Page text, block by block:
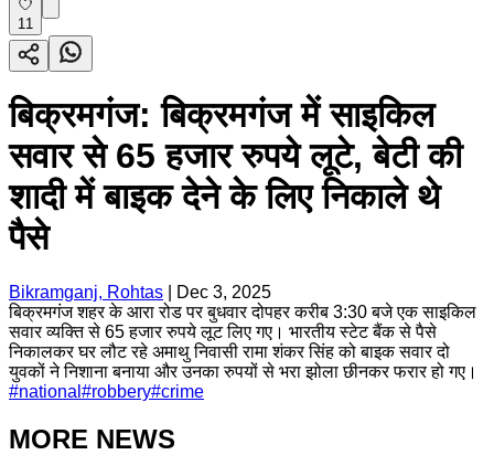
11
बिक्रमगंज: बिक्रमगंज में साइकिल
सवार से 65 हजार रुपये लूटे, बेटी की
शादी में बाइक देने के लिए निकाले थे
पैसे
Bikramganj, Rohtas
Dec 3, 2025
बिक्रमगंज शहर के आरा रोड पर बुधवार दोपहर करीब 3:30 बजे एक साइकिल
सवार व्यक्ति से 65 हजार रुपये लूट लिए गए। भारतीय स्टेट बैंक से पैसे
निकालकर घर लौट रहे अमाथु निवासी रामा शंकर सिंह को बाइक सवार दो
युवकों ने निशाना बनाया और उनका रुपयों से भरा झोला छीनकर फरार हो गए।
#national #robbery#crime
MORE NEWS